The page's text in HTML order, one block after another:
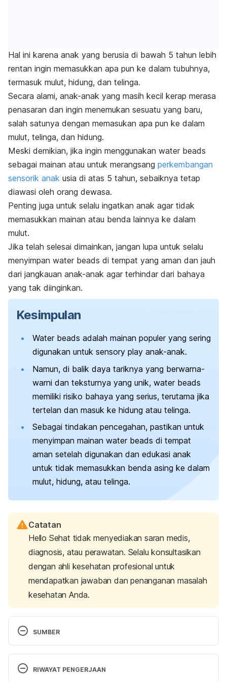
Hal ini karena anak yang berusia di bawah 5 tahun lebih
rentan ingin memasukkan apa pun ke dalam tubuhnya,
termasuk mulut, hidung, dan telinga.
Secara alami, anak-anak yang masih kecil kerap merasa
penasaran dan ingin menemukan sesuatu yang baru,
salah satunya dengan memasukan apa pun ke dalam
mulut, telinga, dan hidung.
Meski demikian, jika ingin menggunakan water beads
sebagai mainan atau untuk merangsang perkembangan
sensorik anak usia di atas 5 tahun, sebaiknya tetap
diawasi oleh orang dewasa.
Penting juga untuk selalu ingatkan anak agar tidak
memasukkan mainan atau benda lainnya ke dalam
mulut.
Jika telah selesai dimainkan, jangan lupa untuk selalu
menyimpan water beads di tempat yang aman dan jauh
dari jangkauan anak-anak agar terhindar dari bahaya
yang tak diinginkan.
Kesimpulan
Water beads adalah mainan populer yang sering
digunakan untuk sensory play anak-anak.
Namun, di balik daya tariknya yang berwarna-
warni dan teksturnya yang unik, water beads
memiliki risiko bahaya yang serius, terutama jika
tertelan dan masuk ke hidung atau telinga.
Sebagai tindakan pencegahan, pastikan untuk
menyimpan mainan water beads di tempat
aman setelah digunakan dan edukasi anak
untuk tidak memasukkan benda asing ke dalam
mulut, hidung, atau telinga.
Catatan
Hello Sehat tidak menyediakan saran medis,
diagnosis, atau perawatan. Selalu konsultasikan
dengan ahli kesehatan profesional untuk
mendapatkan jawaban dan penanganan masalah
kesehatan Anda.
SUMBER
Retrieved 16 January 2025, from
https://childrenswi.org/newshub/stories/water-
RIWAYAT PENGERJAAN